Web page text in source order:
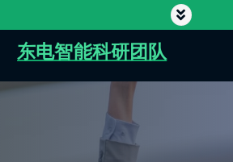
容
东电智能科研团队